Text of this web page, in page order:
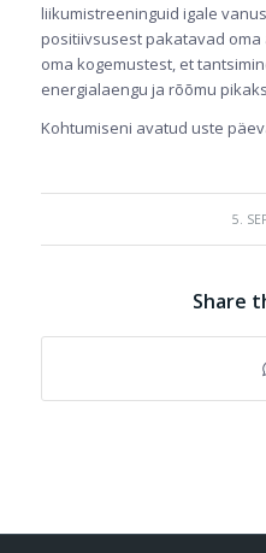
liikumistreeninguid igale
positiivsusest pakatavad
oma kogemustest, et
energialaengu ja rõõmu
Kohtumiseni avatud uste
5.
Share